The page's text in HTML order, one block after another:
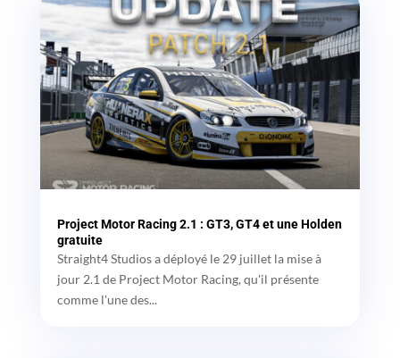
Project Motor Racing 2.1 : GT3, GT4 et une Holden
gratuite
Straight4 Studios a déployé le 29 juillet la mise à
jour 2.1 de Project Motor Racing, qu'il présente
comme l'une des...